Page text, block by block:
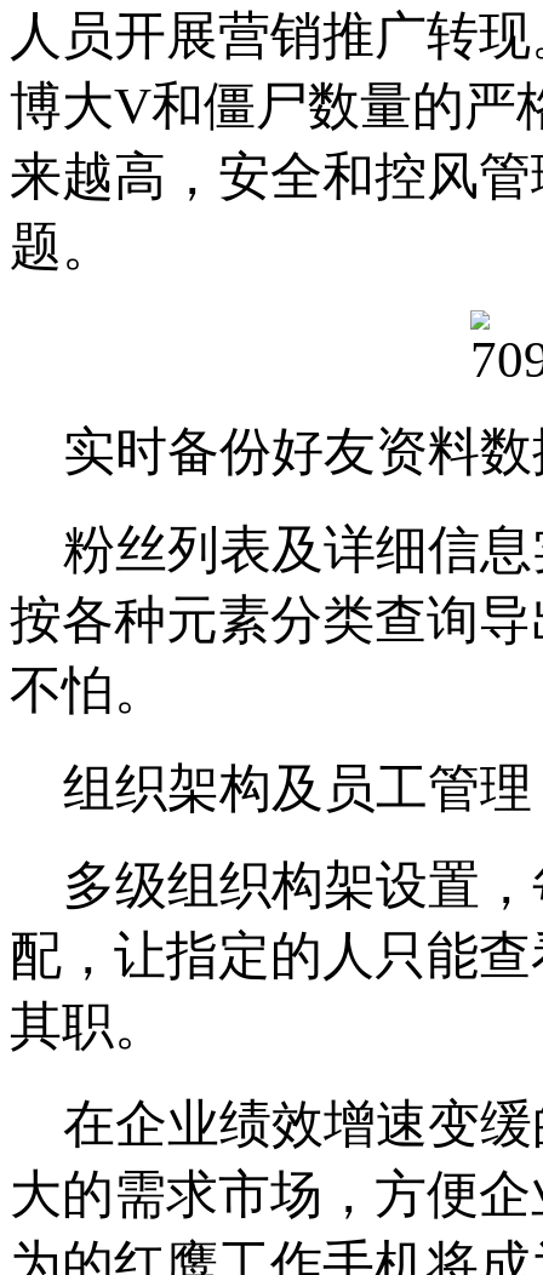
人员开展营销推广转
博大V和僵尸数量的严
来越高，安全和控风
题。
实时备份好友资料数
粉丝列表及详细信息
按各种元素分类查询
不怕。
组织架构及员工管理
多级组织构架设置，
配，让指定的人只能
其职。
在企业绩效增速变缓
大的需求市场，方便